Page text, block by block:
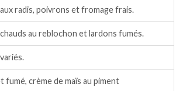
radis, poivrons et fromage frais.
au reblochon et lardons fumés.
fumé, crème de maïs au piment